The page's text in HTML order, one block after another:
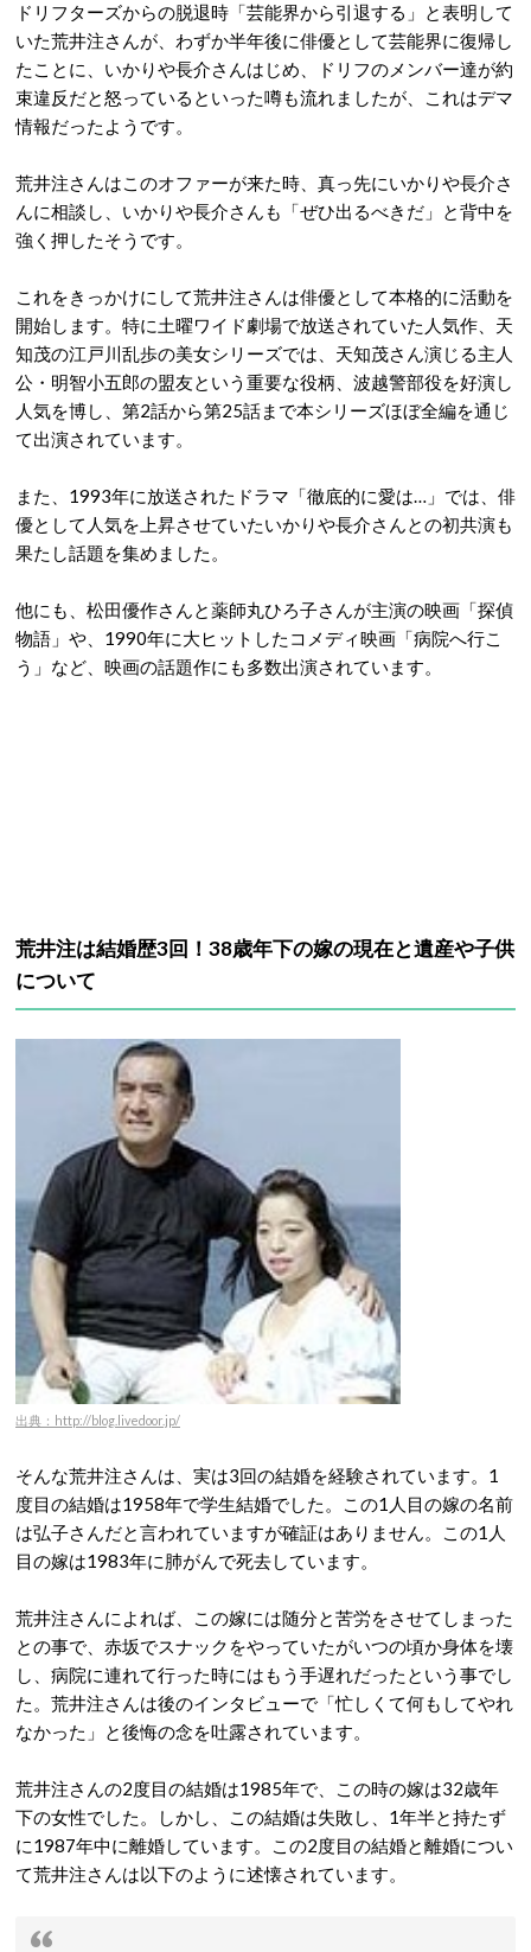
ドリフターズからの脱退時「芸能界から引退する」と表明して
いた荒井注さんが、わずか半年後に俳優として芸能界に復帰し
たことに、いかりや長介さんはじめ、ドリフのメンバー達が約
束違反だと怒っているといった噂も流れましたが、これはデマ
情報だったようです。
荒井注さんはこのオファーが来た時、真っ先にいかりや長介さ
んに相談し、いかりや長介さんも「ぜひ出るべきだ」と背中を
強く押したそうです。
これをきっかけにして荒井注さんは俳優として本格的に活動を
開始します。特に土曜ワイド劇場で放送されていた人気作、天
知茂の江戸川乱歩の美女シリーズでは、天知茂さん演じる主人
公・明智小五郎の盟友という重要な役柄、波越警部役を好演し
人気を博し、第2話から第25話まで本シリーズほぼ全編を通じ
て出演されています。
また、1993年に放送されたドラマ「徹底的に愛は…」では、俳
優として人気を上昇させていたいかりや長介さんとの初共演も
果たし話題を集めました。
他にも、松田優作さんと薬師丸ひろ子さんが主演の映画「探偵
物語」や、1990年に大ヒットしたコメディ映画「病院へ行こ
う」など、映画の話題作にも多数出演されています。
荒井注は結婚歴3回！38歳年下の嫁の現在と遺産や子供
について
出典：http://blog.livedoor.jp/
そんな荒井注さんは、実は3回の結婚を経験されています。1
度目の結婚は1958年で学生結婚でした。この1人目の嫁の名前
は弘子さんだと言われていますが確証はありません。この1人
目の嫁は1983年に肺がんで死去しています。
荒井注さんによれば、この嫁には随分と苦労をさせてしまった
との事で、赤坂でスナックをやっていたがいつの頃か身体を壊
し、病院に連れて行った時にはもう手遅れだったという事でし
た。荒井注さんは後のインタビューで「忙しくて何もしてやれ
なかった」と後悔の念を吐露されています。
荒井注さんの2度目の結婚は1985年で、この時の嫁は32歳年
下の女性でした。しかし、この結婚は失敗し、1年半と持たず
に1987年中に離婚しています。この2度目の結婚と離婚につい
て荒井注さんは以下のように述懐されています。